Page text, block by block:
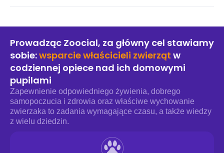
Prowadząc Zoocial, za główny cel stawiamy
sobie:wsparcie właścicieli zwierząt w
codziennej opiece nad ich domowymi
pupilami
Zapewnienie odpowiedniego żywienia, dobrego
samopoczucia i zdrowia oraz właściwe wychowanie
zwierzaka to zadania wymagające czasu, a także wiedzy
z wielu dziedzin.